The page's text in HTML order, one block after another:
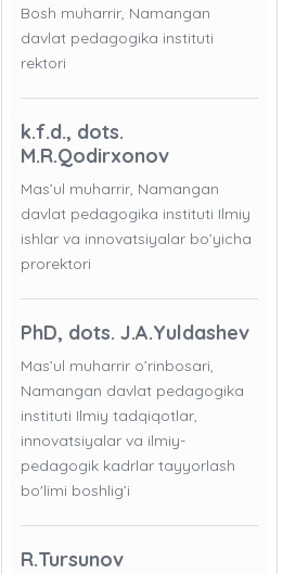
Bosh muharrir, Namangan
davlat pedagogika instituti
rektori
k.f.d., dots.
M.R.Qodirxonov
Mas’ul muharrir, Namangan
davlat pedagogika instituti Ilmiy
ishlar va innovatsiyalar bo’yicha
prorektori
PhD, dots. J.A.Yuldashev
Mas’ul muharrir o’rinbosari,
Namangan davlat pedagogika
instituti Ilmiy tadqiqotlar,
innovatsiyalar va ilmiy-
pedagogik kadrlar tayyorlash
bo'limi boshlig’i
R.Tursunov